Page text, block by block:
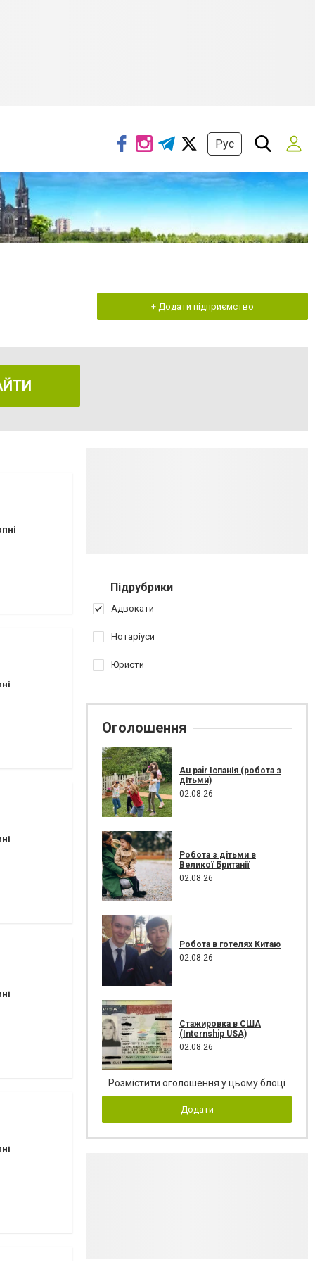
Рус
+ Додати підприємство
Підрубрики
Адвокати
Нотаріуси
Юристи
Оголошення
Au pair Іспанія (робота з
дітьми)
02.08.26
Робота з дітьми в
Великої Британії
02.08.26
Робота в готелях Китаю
02.08.26
Стажировка в США
(Internship USA)
02.08.26
Розмістити оголошення у цьому блоці
Додати